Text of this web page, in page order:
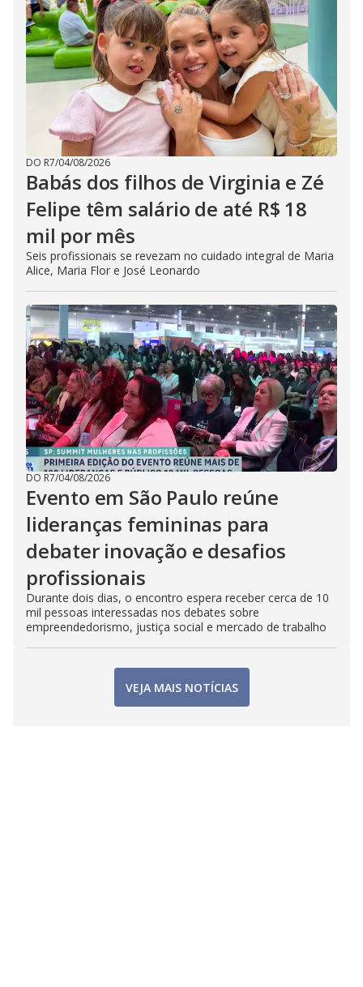
DO R7/04/08/2026
Babás dos filhos de Virginia e Zé
Felipe têm salário de até R$ 18
mil por mês
Seis profissionais se revezam no cuidado integral de Maria
Alice, Maria Flor e José Leonardo
DO R7/04/08/2026
Evento em São Paulo reúne
lideranças femininas para
debater inovação e desafios
profissionais
Durante dois dias, o encontro espera receber cerca de 10
mil pessoas interessadas nos debates sobre
empreendedorismo, justiça social e mercado de trabalho
VEJA MAIS NOTÍCIAS